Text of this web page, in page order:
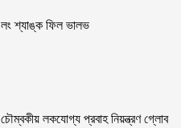
লং শ্যাঙ্ক ফিল ভালভ
চৌম্বকীয় লকযোগ্য প্রবাহ নিয়ন্ত্রণ গ্লোব